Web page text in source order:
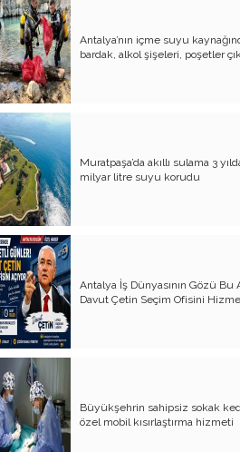
MB Başkanı ve Şimşek’e
Padişahın Vergi Deneyi!..
Erdoğan ve Özel’e açık mektup!..
Bahçeli siyasetin zirvesine oturdu!..
Artık yeter!.. Başka Antalya yok!..
Milli Eğitim cemaatlere mi teslim
ediliyor?
Liyakatın Gözyaşları!..
Milletin gerçek vekili misiniz?
Bungalov Turizmini sevmeyen
Bakanı!..
İş adamına bu yakışır!..
Basın Özgürlüğü- Özgür basın
''Mesut Kocagöz yalnız değildir!..''
Satılacak arazi kalmadı, yaya
Antalya’nın içme suyu
bardak, alkol şişeleri, poşetler
Muratpaşa’da akıllı sulama 3
milyar litre suyu korudu
Antalya İş Dünyasının Gözü Bu
Davut Çetin Seçim Ofisini
Büyükşehrin sahipsiz sokak
özel mobil kısırlaştırma hizmeti